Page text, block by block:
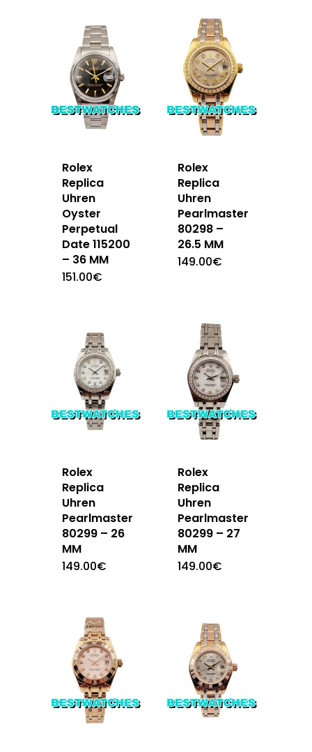
Rolex
Replica
Uhren
Oyster
Perpetual
Date 115200
– 36 MM
151.00€
Rolex
Replica
Uhren
Pearlmaster
80298 –
26.5 MM
149.00€
Rolex
Replica
Uhren
Pearlmaster
80299 – 26
MM
149.00€
Rolex
Replica
Uhren
Pearlmaster
80299 – 27
MM
149.00€